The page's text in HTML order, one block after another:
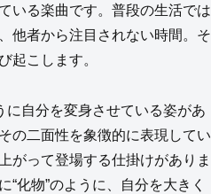
いる楽曲です。普段の生活では
他者から注目されない時間。そ
起こします。
に自分を変身させている姿があ
の二面性を象徴的に表現してい
がって登場する仕掛けがありま
化物”のように、自分を大きく